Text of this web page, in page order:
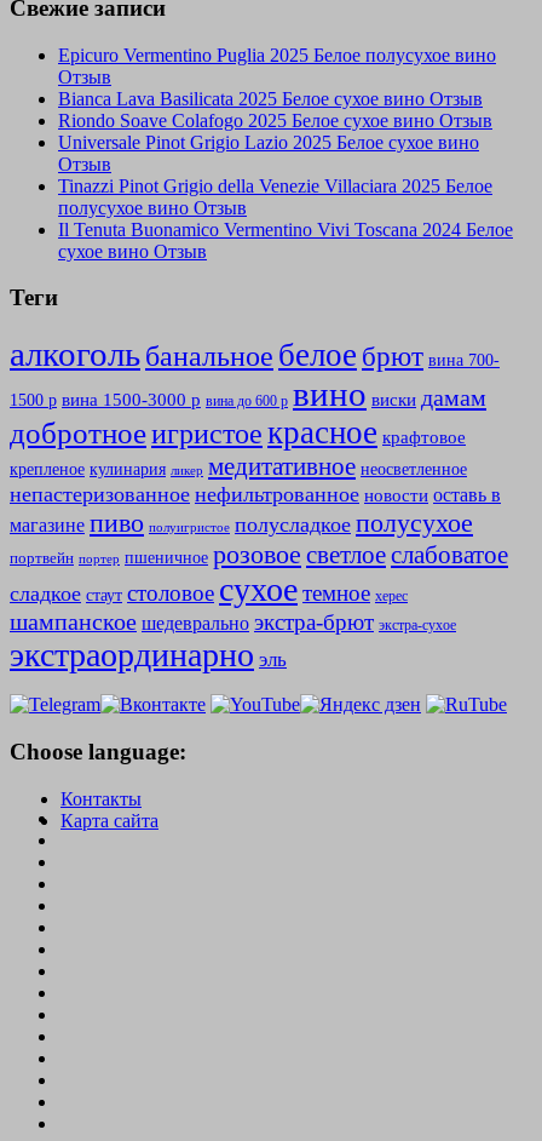
Свежие записи
Epicuro Vermentino Puglia 2025 Белое полусухое вино
Отзыв
Bianca Lava Basilicata 2025 Белое сухое вино Отзыв
Riondo Soave Colafogo 2025 Белое сухое вино Отзыв
Universale Pinot Grigio Lazio 2025 Белое сухое вино
Отзыв
Tinazzi Pinot Grigio della Venezie Villaciara 2025 Белое
полусухое вино Отзыв
Il Tenuta Buonamico Vermentino Vivi Toscana 2024 Белое
сухое вино Отзыв
Теги
алкогольбанальное белое брют вина 700-
1500 р вина 1500-3000 р вина до 600 р вино виски дамам
добротноеигристоекрасное крафтовое
крепленое кулинария ликер медитативное неосветленное
непастеризованное нефильтрованное новости оставь в
магазине пиво полуигристое полусладкое полусухое
портвейн портер пшеничное розовое светлоеслабоватое
сладкое стаут столовое сухоетемное херес
шампанское шедеврально экстра-брют экстра-сухое
экстраординарно эль
Choose language:
Контакты
Карта сайта